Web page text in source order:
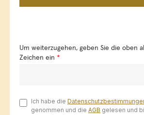
Um weiterzugehen, geben Sie die oben
Zeichen ein *
Ich habe die
genommen und die AGB gelesen und